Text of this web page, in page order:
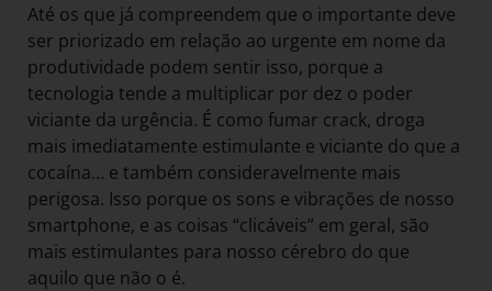
Até os que já compreendem que o importante deve
ser priorizado em relação ao urgente em nome da
produtividade podem sentir isso, porque a
tecnologia tende a multiplicar por dez o poder
viciante da urgência. É como fumar crack, droga
mais imediatamente estimulante e viciante do que a
cocaína… e também consideravelmente mais
perigosa. Isso porque os sons e vibrações de nosso
smartphone, e as coisas “clicáveis” em geral, são
mais estimulantes para nosso cérebro do que
aquilo que não o é.